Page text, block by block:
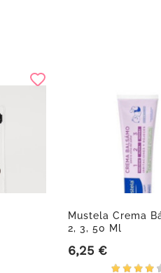
Mustela Crema
2, 3, 50 Ml
Precio
6,25 €